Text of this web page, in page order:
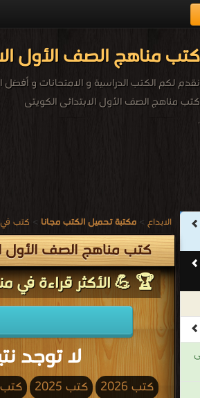
كتب مناهج الصف الأول
نقدم لكم الكتب الدراسية و الامتحانات و
كتب مناهج الصف الأول الابتدائى الكويتى
.
الابداع > مكتبة تحميل الكتب مجانا > كتب في
كتب مناهج الصف الأول
🏆 💪 الأكثر قراءة في
لا توجد
كتب 2026 كتب 2025 كتب 2024